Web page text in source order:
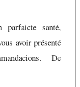
parfaicte santé,
avoir présenté
De